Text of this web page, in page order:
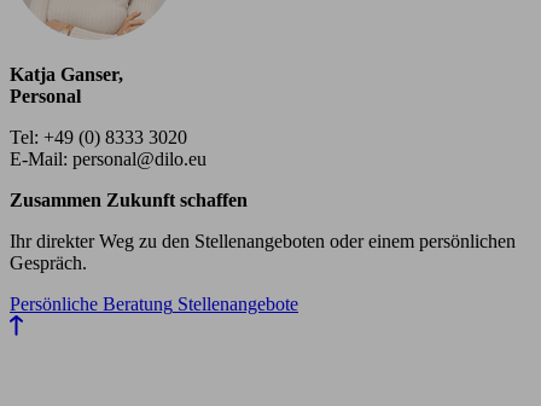
Katja Ganser,
Personal
Tel: +49 (0) 8333 3020
E-Mail: personal@dilo.eu
Zusammen Zukunft schaffen
Ihr direkter Weg zu den Stellenangeboten oder einem persönlichen
Gespräch.
Persönliche Beratung Stellenangebote